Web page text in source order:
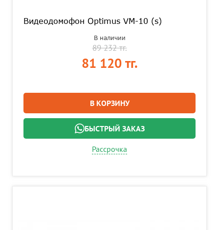
Видеодомофон Optimus VM-10 (s)
В наличии
89 232 тг.
81 120 тг.
В КОРЗИНУ
БЫСТРЫЙ ЗАКАЗ
Рассрочка